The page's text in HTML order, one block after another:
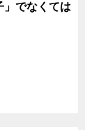
」でなくては